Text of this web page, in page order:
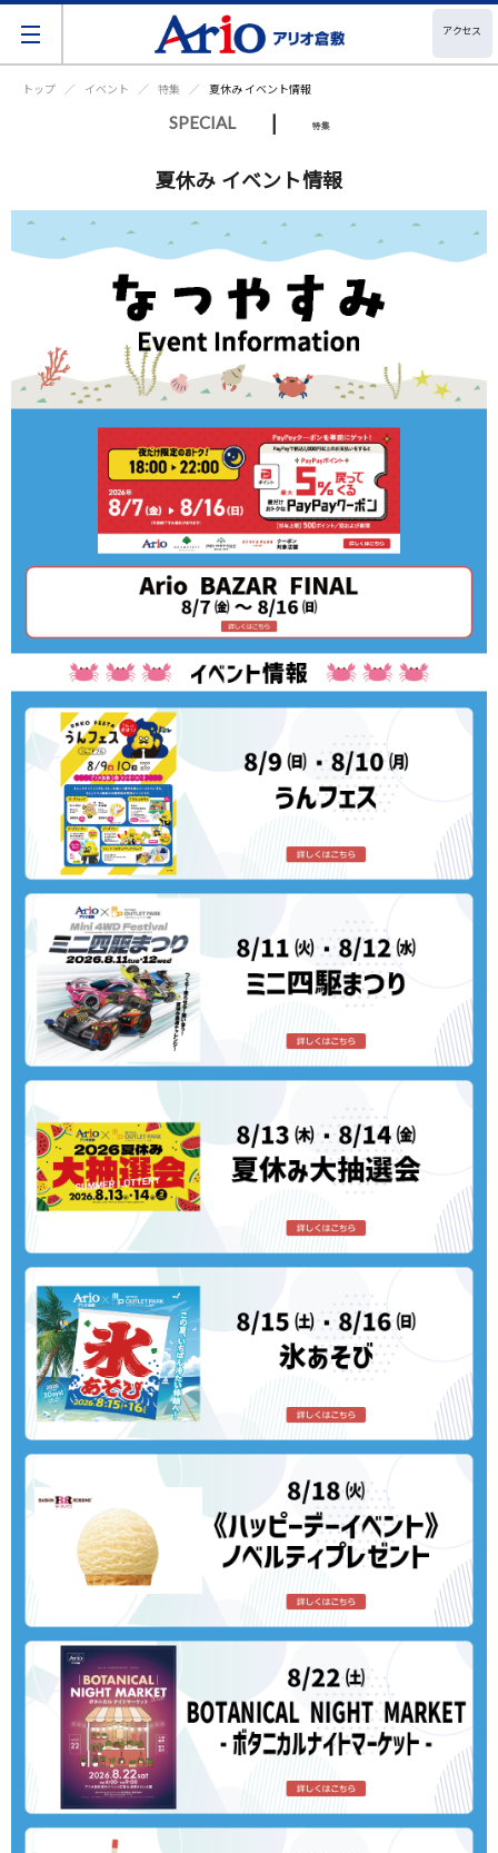
アクセス
トップ イベント 特集 夏休み イベント情報
SPECIAL | 特集
夏休み イベント情報